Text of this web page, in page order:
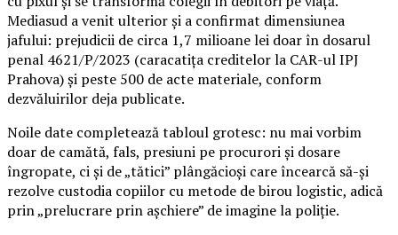
Mediasud a venit ulterior și a confirmat dimensiunea
jafului: prejudicii de circa 1,7 milioane lei doar în dosarul
penal 4621/P/2023 (caracatița creditelor la CAR-ul IPJ
Prahova) și peste 500 de acte materiale, conform
dezvăluirilor deja publicate.
Noile date completează tabloul grotesc: nu mai vorbim
doar de camătă, fals, presiuni pe procurori și dosare
îngropate, ci și de „tătici” plângăcioși care încearcă să-și
rezolve custodia copiilor cu metode de birou logistic, adică
prin „prelucrare prin așchiere” de imagine la poliție.